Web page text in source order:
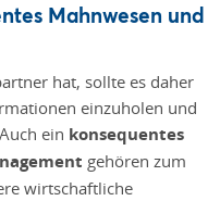
Mahnwesen und
hat, sollte es daher
einzuholen und
ein konsequentes
gehören zum
wirtschaftliche